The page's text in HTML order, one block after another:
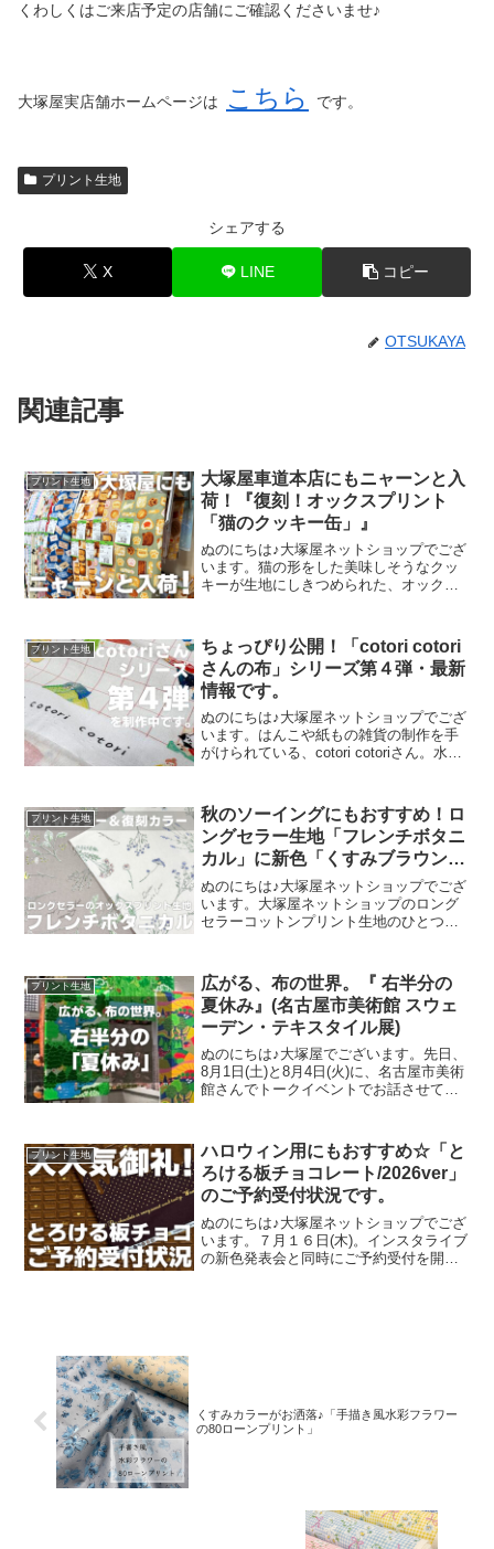
くわしくはご来店予定の店舗にご確認くださいませ♪
大塚屋実店舗ホームページは こちら です。
プリント生地
シェアする
X LINE コピー
OTSUKAYA
関連記事
プリント生地
大塚屋車道本店にもニャーンと入
荷！『復刻！オックスプリント
「猫のクッキー缶」』
ぬのにちは♪大塚屋ネットショップでござ
います。猫の形をした美味しそうなクッ
キーが生地にしきつめられた、オックス
した。ご予約をくださっていましたお客
様への発送が完了し、現
プリント生地
ちょっぴり公開！「cotori cotori
さんの布」シリーズ第４弾・最新
情報です。
ぬのにちは♪大塚屋ネットショップでござ
います。はんこや紙もの雑貨の制作を手
がけられている、cotori cotoriさん。水彩
開されています。cotori cotori
プリント生地
秋のソーイングにもおすすめ！ロ
ングセラー生地「フレンチボタニ
カル」に新色「くすみブラウン」
が登場！
ぬのにちは♪大塚屋ネットショップでござ
います。大塚屋ネットショップのロング
セラーコットンプリント生地のひとつ
た「ペールピンク」の再販が、この度決
定いたしました。2026
プリント生地
広がる、布の世界。『 右半分の
夏休み』(名古屋市美術館 スウェ
ーデン・テキスタイル展)
ぬのにちは♪大塚屋でございます。先日、
8月1日(土)と8月4日(火)に、名古屋市美術
館さんでトークイベントでお話させてい
客さまにご来場いただきましたことを御
礼申し上
プリント生地
ハロウィン用にもおすすめ☆「と
ろける板チョコレート/2026ver」
のご予約受付状況です。
ぬのにちは♪大塚屋ネットショップでござ
います。７月１６日(木)。インスタライブ
の新色発表会と同時にご予約受付を開始
くすみカラーがお洒落♪「手描き風水彩フラワー
の80ローンプリント」